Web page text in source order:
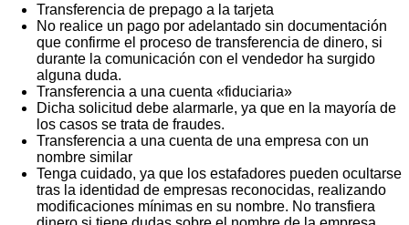
Transferencia de prepago a la tarjeta
No realice un pago por adelantado sin documentación
que confirme el proceso de transferencia de dinero, si
durante la comunicación con el vendedor ha surgido
alguna duda.
Transferencia a una cuenta «fiduciaria»
Dicha solicitud debe alarmarle, ya que en la mayoría de
los casos se trata de fraudes.
Transferencia a una cuenta de una empresa con un
nombre similar
Tenga cuidado, ya que los estafadores pueden ocultarse
tras la identidad de empresas reconocidas, realizando
modificaciones mínimas en su nombre. No transfiera